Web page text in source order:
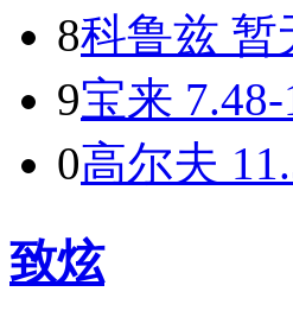
8科鲁兹 暂
9宝来
0高尔夫
致炫